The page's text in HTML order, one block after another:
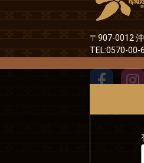
〒907-0012
TEL:0570-